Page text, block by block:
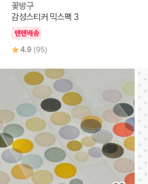
꽃방구
감성스티커 믹스팩 3
텐텐배송
4.9 (95)